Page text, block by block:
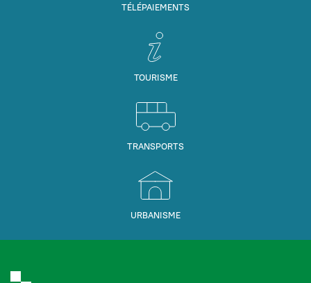
TÉLÉPAIEMENTS
TOURISME
TRANSPORTS
URBANISME